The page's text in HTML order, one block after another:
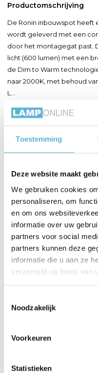
Toestemming
Deze website maakt
We gebruiken cookies
personaliseren, om
en om ons
informatie over uw
partners voor social
partners kunnen deze
informatie die u aan ze
verzameld op basis van
Noodzakelijk
Voorkeuren
Statistieken
Productomschrijving
De Ronin inbouwspot heeft
wordt geleverd met een
door het montagegat past.
licht (600 lumen) met een
de Dim to Warm
naar 2000K, met behoud
L...
Toon meer
Productspecificaties
Leverancier
Breedte
Vergelijk Delen